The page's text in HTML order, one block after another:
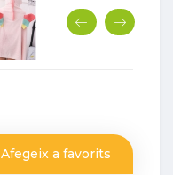
Afegeix a favorits